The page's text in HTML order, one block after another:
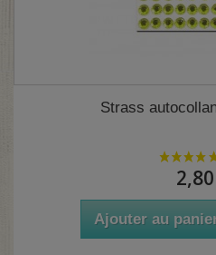
Strass
Ajouter au